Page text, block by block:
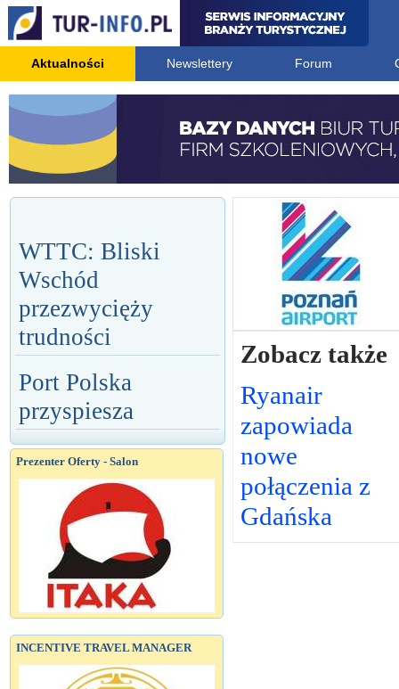
Aktualności Newslettery Forum
WTTC: Bliski
Wschód
przezwycięży
trudności
Port Polska
przyspiesza
Prezenter Oferty - Salon
INCENTIVE TRAVEL MANAGER
Zobacz także
Ryanair
zapowiada
nowe
połączenia z
Gdańska